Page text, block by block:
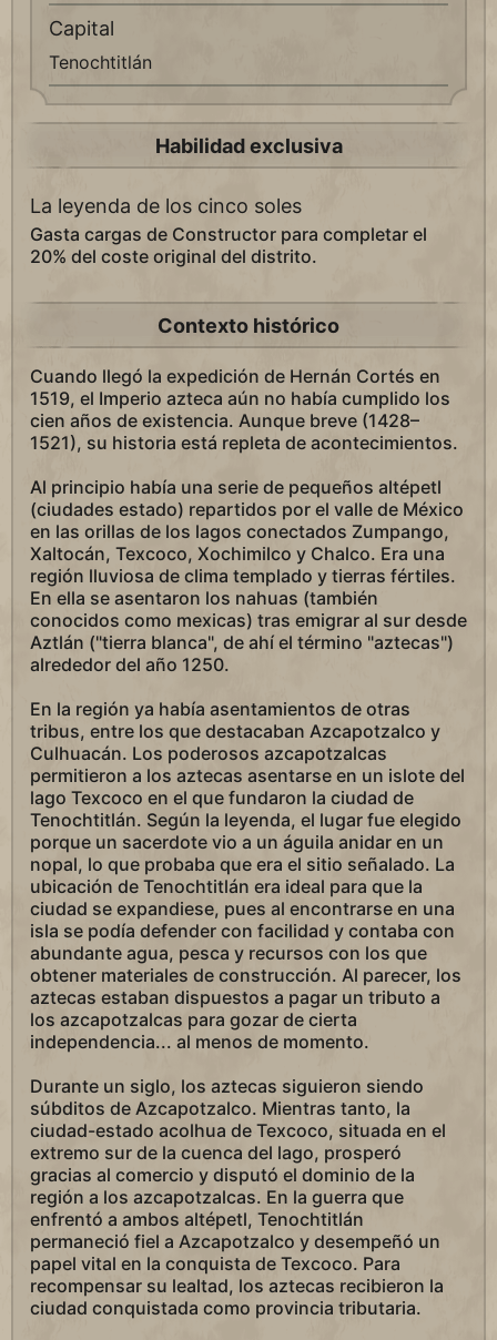
Capital
Tenochtitlán
Habilidad exclusiva
La leyenda de los cinco soles
Gasta cargas de Constructor para completar el
20% del coste original del distrito.
Contexto histórico
Cuando llegó la expedición de Hernán Cortés en
1519, el Imperio azteca aún no había cumplido los
cien años de existencia. Aunque breve (1428–
1521), su historia está repleta de acontecimientos.
Al principio había una serie de pequeños altépetl
(ciudades estado) repartidos por el valle de México
en las orillas de los lagos conectados Zumpango,
Xaltocán, Texcoco, Xochimilco y Chalco. Era una
región lluviosa de clima templado y tierras fértiles.
En ella se asentaron los nahuas (también
conocidos como mexicas) tras emigrar al sur desde
Aztlán ("tierra blanca", de ahí el término "aztecas")
alrededor del año 1250.
En la región ya había asentamientos de otras
tribus, entre los que destacaban Azcapotzalco y
Culhuacán. Los poderosos azcapotzalcas
permitieron a los aztecas asentarse en un islote del
lago Texcoco en el que fundaron la ciudad de
Tenochtitlán. Según la leyenda, el lugar fue elegido
porque un sacerdote vio a un águila anidar en un
nopal, lo que probaba que era el sitio señalado. La
ubicación de Tenochtitlán era ideal para que la
ciudad se expandiese, pues al encontrarse en una
isla se podía defender con facilidad y contaba con
abundante agua, pesca y recursos con los que
obtener materiales de construcción. Al parecer, los
aztecas estaban dispuestos a pagar un tributo a
los azcapotzalcas para gozar de cierta
independencia... al menos de momento.
Durante un siglo, los aztecas siguieron siendo
súbditos de Azcapotzalco. Mientras tanto, la
ciudad-estado acolhua de Texcoco, situada en el
extremo sur de la cuenca del lago, prosperó
gracias al comercio y disputó el dominio de la
región a los azcapotzalcas. En la guerra que
enfrentó a ambos altépetl, Tenochtitlán
permaneció fiel a Azcapotzalco y desempeñó un
papel vital en la conquista de Texcoco. Para
recompensar su lealtad, los aztecas recibieron la
ciudad conquistada como provincia tributaria.